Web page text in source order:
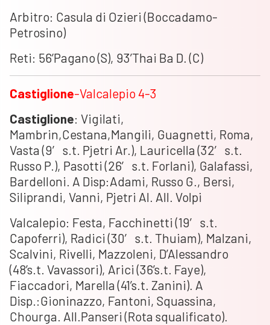
Arbitro: Casula di Ozieri (Boccadamo-
Petrosino)
Reti: 56’Pagano (S), 93’Thai Ba D. (C)
Castiglione-Valcalepio 4-3
Castiglione: Vigilati,
Mambrin,Cestana,Mangili, Guagnetti, Roma,
Vasta (9′ s.t. Pjetri Ar.), Lauricella (32′ s.t.
Russo P.), Pasotti (26′ s.t. Forlani), Galafassi,
Bardelloni. A Disp:Adami, Russo G., Bersi,
Siliprandi, Vanni, Pjetri Al. All. Volpi
Valcalepio: Festa, Facchinetti (19′ s.t.
Capoferri), Radici (30′ s.t. Thuiam), Malzani,
Scalvini, Rivelli, Mazzoleni, D’Alessandro
(48’s.t. Vavassori), Arici (36’s.t. Faye),
Fiaccadori, Marella (41’s.t. Zanini). A
Disp.:Gioninazzo, Fantoni, Squassina,
Chourga. All.Panseri (Rota squalificato).